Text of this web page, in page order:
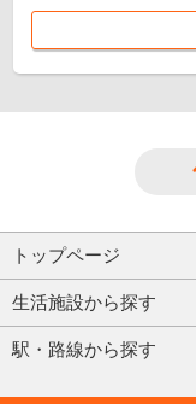
トップページ
生活施設から探す
駅・路線から探す